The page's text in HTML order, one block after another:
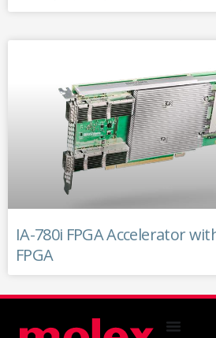
IA-780i FPGA Accelerator
FPGA